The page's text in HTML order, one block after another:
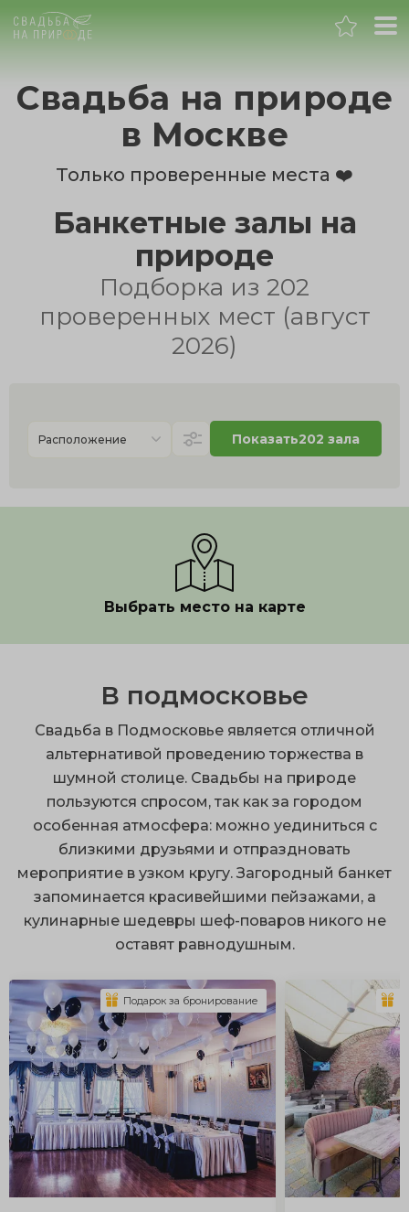
Банкет
Свадьба
День рождения
Корпоратив
Свадьба на природе
в Москве
Только проверенные места ❤️
Банкетные залы на
природе
Подборка из 202
проверенных мест (август
2026)
Расположение Показать202 зала
Выбрать место на карте
В подмосковье
Свадьба в Подмосковье является отличной
альтернативой проведению торжества в
шумной столице. Свадьбы на природе
пользуются спросом, так как за городом
особенная атмосфера: можно уединиться с
близкими друзьями и отпраздновать
мероприятие в узком кругу. Загородный банкет
запоминается красивейшими пейзажами, а
кулинарные шедевры шеф-поваров никого не
оставят равнодушным.
Подарок за бронирование